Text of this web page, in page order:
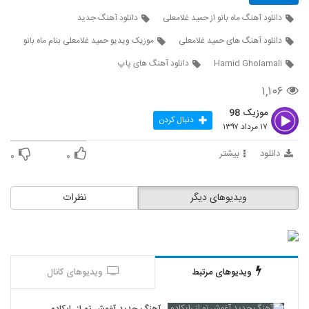
558
دانلود آهنگ حسین صابری دوست دارم
۲,۵۳۷ بازدید
560
561
دانلود آهنگ جدید و زیبای شایان اشراقی با نام
۸۹۲ بازدید
دانلود آهنگ تو کی بودی آخه از علی عباسی
دانلود آهنگ ماه بانو از حمید غلامعلی
دانلود آهنگ جدید
دانلود آهنگ های حمید غلامعلی
موزیک ویدیو حمید غلامعلی بنام ماه بانو
Hamid Gholamali
دانلود آهنگ های پاپ
۱,۱۰۶
موزیک 98
۱۷ مرداد ۱۳۹۷ دنبال کردن
دانلود بیشتر ۰ ۰
نظرات ویدیوهای دیگر
ویدیوهای مرتبط ویدیوهای کانال